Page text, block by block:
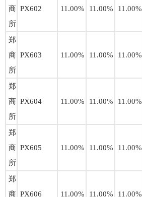
商
所
PX602 11.00% 11.00% 11.00%
郑
商
所
PX603 11.00% 11.00% 11.00%
郑
商
所
PX604 11.00% 11.00% 11.00%
郑
商
所
PX605 11.00% 11.00% 11.00%
郑
商 PX606 11.00% 11.00% 11.00%